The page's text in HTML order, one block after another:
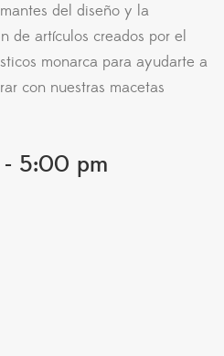
del diseño y la
de artículos creados por el
monarca para ayudarte a
con nuestras macetas
5:00 pm